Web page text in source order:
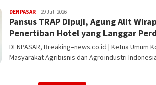
DENPASAR admin
29 Juli 2026
Pansus TRAP Dipuji, Agung Alit
Penertiban Hotel yang Langgar
DENPASAR, Breaking–news.co.id | Ketua Umum
Masyarakat Agribisnis dan Agroindustri